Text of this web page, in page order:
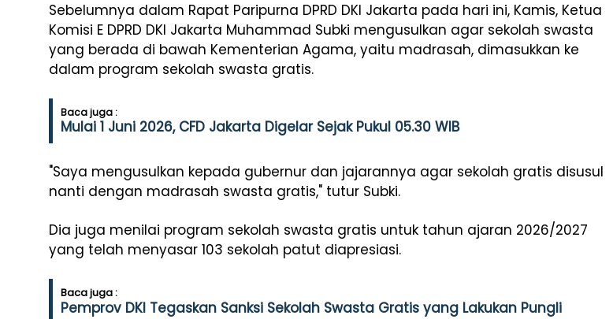
Sebelumnya dalam Rapat Paripurna DPRD DKI Jakarta pada hari ini, Kamis, Ketua
Komisi E DPRD DKI Jakarta Muhammad Subki mengusulkan agar sekolah swasta
yang berada di bawah Kementerian Agama, yaitu madrasah, dimasukkan ke
dalam program sekolah swasta gratis.
Baca juga :
Mulai 1 Juni 2026, CFD Jakarta Digelar Sejak Pukul 05.30 WIB
"Saya mengusulkan kepada gubernur dan jajarannya agar sekolah gratis disusul
nanti dengan madrasah swasta gratis," tutur Subki.
Dia juga menilai program sekolah swasta gratis untuk tahun ajaran 2026/2027
yang telah menyasar 103 sekolah patut diapresiasi.
Baca juga :
Pemprov DKI Tegaskan Sanksi Sekolah Swasta Gratis yang Lakukan Pungli